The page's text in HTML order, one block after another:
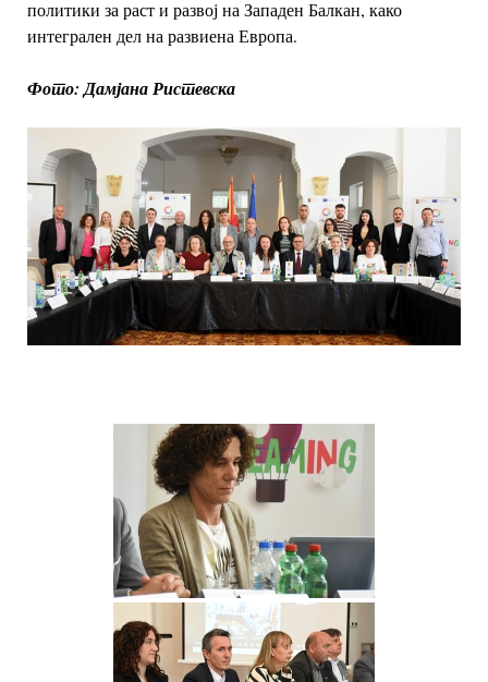
политики за раст и развој наЗападен Балкан, како
интегрален дел на развиена Европа.
Фото: Дамјана Ристевска